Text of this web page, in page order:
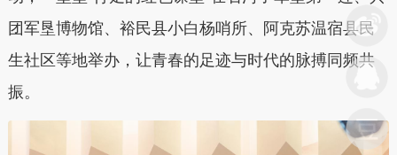
团军垦博物馆、裕民县小白杨哨所、阿克苏温宿县民
生社区等地举办，让青春的足迹与时代的脉搏同频共
振。